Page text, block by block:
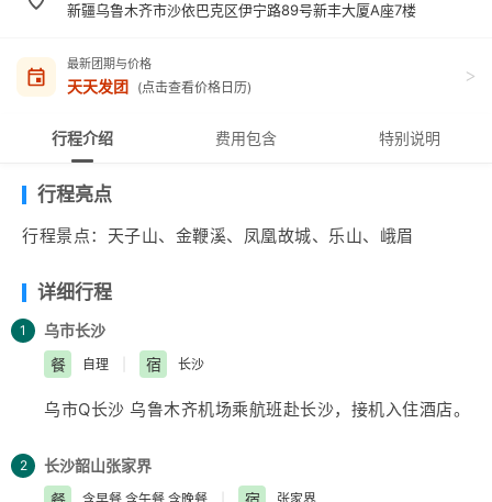
新疆乌鲁木齐市沙依巴克区伊宁路89号新丰大厦A座7楼
最新团期与价格
天天发团 (点击查看价格日历)
>
行程介绍 费用包含 特别说明
行程亮点
行程景点：天子山、金鞭溪、凤凰故城、乐山、峨眉
详细行程
1 乌市长沙
餐
自理 宿 长沙
乌市Q长沙 乌鲁木齐机场乘航班赴长沙，接机入住酒店。
2 长沙韶山张家界
含早餐 含午餐 含晚餐 张家界